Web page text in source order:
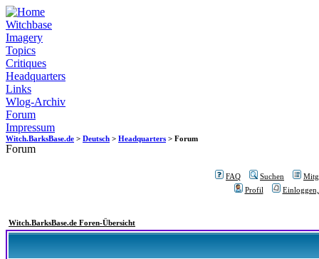
Witchbase
Imagery
Topics
Critiques
Headquarters
Links
Wlog-Archiv
Forum
Impressum
Witch.BarksBase.de > Deutsch > Headquarters > Forum
Forum
FAQ Suchen
Profil
Witch.BarksBase.de Foren-Übersicht